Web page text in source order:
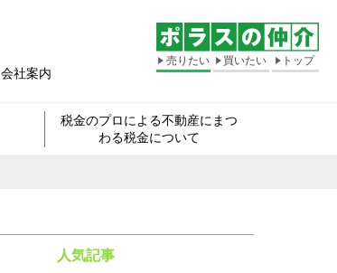
会社案内
売りたい 買いたい トップ
税金のプロによる不動産にまつ
わる税金について
人気記事